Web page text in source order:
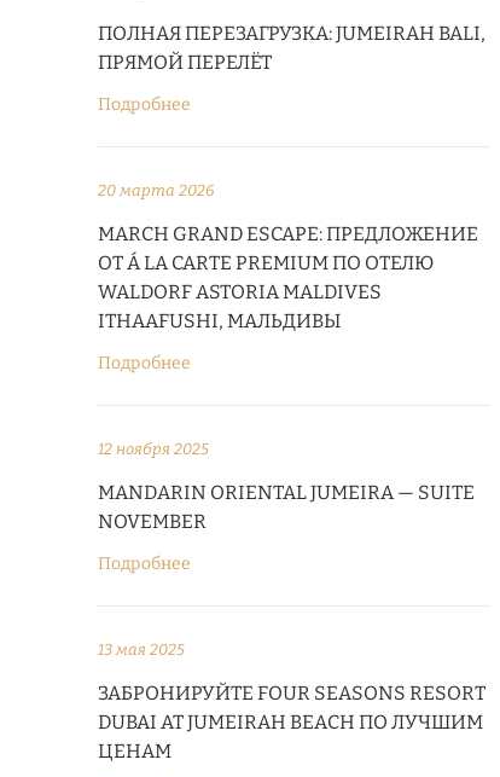
ПОЛНАЯ ПЕРЕЗАГРУЗКА: JUMEIRAH BALI,
ПРЯМОЙ ПЕРЕЛЁТ
Подробнее
20 марта 2026
MARCH GRAND ESCAPE: ПРЕДЛОЖЕНИЕ
ОТ Á LA CARTE PREMIUM ПО ОТЕЛЮ
WALDORF ASTORIA MALDIVES
ITHAAFUSHI, МАЛЬДИВЫ
Подробнее
12 ноября 2025
MANDARIN ORIENTAL JUMEIRA — SUITE
NOVEMBER
Подробнее
13 мая 2025
ЗАБРОНИРУЙТЕ FOUR SEASONS RESORT
DUBAI AT JUMEIRAH BEACH ПО ЛУЧШИМ
ЦЕНАМ